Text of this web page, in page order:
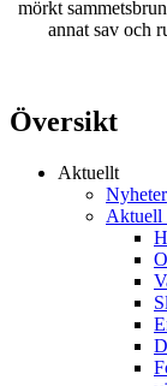
mörkt
annat sav och
Översikt
Aktuellt
Nyheter
Aktuell